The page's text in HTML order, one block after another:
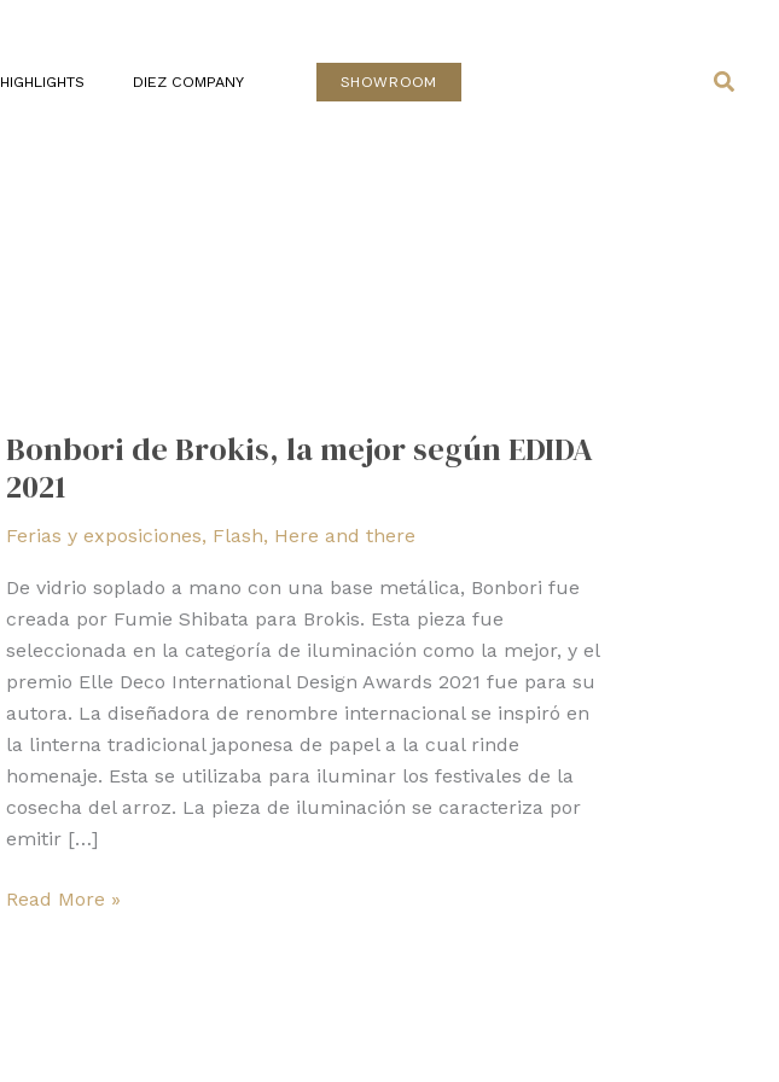
HIGHLIGHTS DIEZ COMPANY SHOWROOM
Bonbori de Brokis, la mejor según EDIDA
2021
Ferias y exposiciones, Flash, Here and there
De vidrio soplado a mano con una base metálica, Bonbori fue
creada por Fumie Shibata para Brokis. Esta pieza fue
seleccionada en la categoría de iluminación como la mejor, y el
premio Elle Deco International Design Awards 2021 fue para su
autora. La diseñadora de renombre internacional se inspiró en
la linterna tradicional japonesa de papel a la cual rinde
homenaje. Esta se utilizaba para iluminar los festivales de la
cosecha del arroz. La pieza de iluminación se caracteriza por
emitir […]
Brokis,
la
según
EDIDA
Read More »